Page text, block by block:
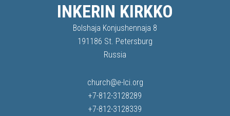
INKERIN KIRKKO
Bolshaja Konjushennaja 8
191186 St. Petersburg
Russia
church@e-lci.org
+7-812-3128289
+7-812-3128339